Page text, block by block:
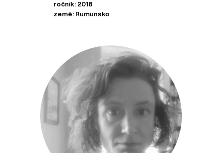
ročník: 2018
země: Rumunsko